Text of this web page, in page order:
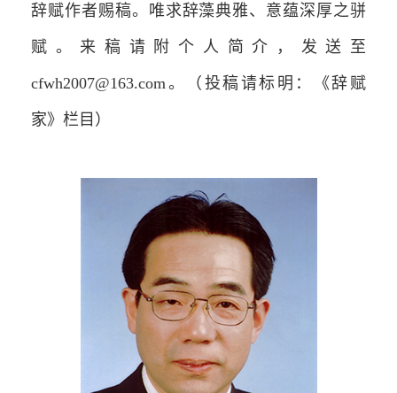
辞赋作者赐稿。唯求辞藻典雅、意蕴深厚之骈
赋。来稿请附个人简介，发送至
cfwh2007@163.com。（投稿请标明：《辞赋
家》栏目）